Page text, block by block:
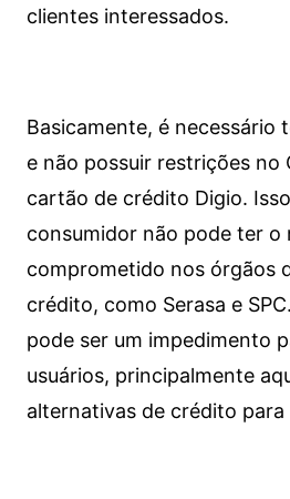
clientes interessados.
Basicamente, é necessário
e não possuir restrições no
cartão de crédito Digio.
consumidor não pode ter o
comprometido nos órgãos
crédito, como Serasa e
pode ser um impedimento
usuários, principalmente
alternativas de crédito